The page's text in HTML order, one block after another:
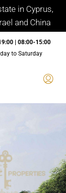
in Cyprus,
and China
| 08:00-15:00
to Saturday